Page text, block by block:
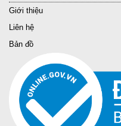
Giới thiệu
Liên hệ
Bản đồ